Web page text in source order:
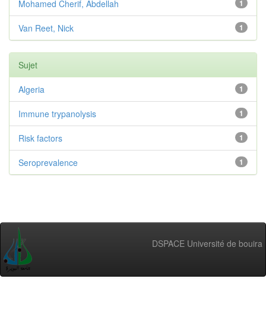
1
Mohamed Cherif, Abdellah
1
Van Reet, Nick
Sujet
1
Algeria
1
Immune trypanolysis
1
Risk factors
1
Seroprevalence
DSPACE Université de bouira